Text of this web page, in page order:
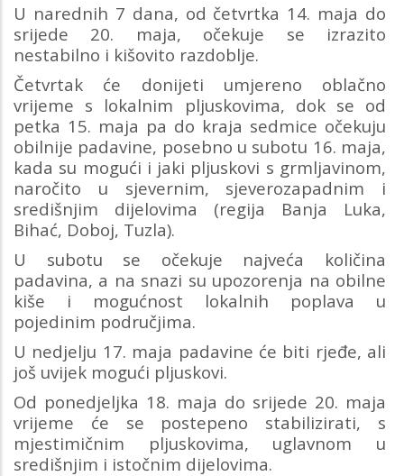
U narednih 7 dana, od četvrtka 14. maja do
srijede 20. maja, očekuje se izrazito
nestabilno i kišovito razdoblje.
Četvrtak će donijeti umjereno oblačno
vrijeme s lokalnim pljuskovima, dok se od
petka 15. maja pa do kraja sedmice očekuju
obilnije padavine, posebno u subotu 16. maja,
kada su mogući i jaki pljuskovi s grmljavinom,
naročito u sjevernim, sjeverozapadnim i
središnjim dijelovima (regija Banja Luka,
Bihać, Doboj, Tuzla).
U subotu se očekuje najveća količina
padavina, a na snazi su upozorenja na obilne
kiše i mogućnost lokalnih poplava u
pojedinim područjima.
U nedjelju 17. maja padavine će biti rjeđe, ali
još uvijek mogući pljuskovi.
Od ponedjeljka 18. maja do srijede 20. maja
vrijeme će se postepeno stabilizirati, s
mjestimičnim pljuskovima, uglavnom u
središnjim i istočnim dijelovima.